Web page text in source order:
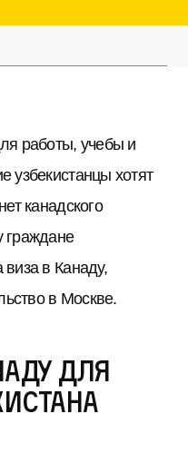
работы, учебы и
узбекистанцы хотят
канадского
граждане
в Канаду,
в Москве.
для